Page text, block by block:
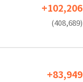
+102,206
(408,689)
+83,949